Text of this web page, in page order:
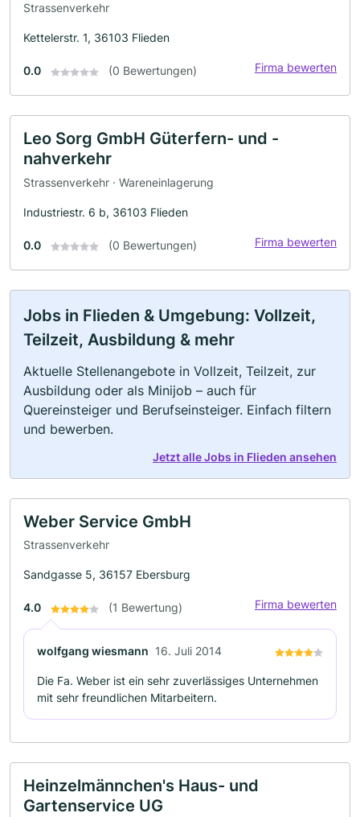
Strassenverkehr
Kettelerstr. 1, 36103 Flieden
0.0 (0 Bewertungen) Firma bewerten
Leo Sorg GmbH Güterfern- und -
nahverkehr
Strassenverkehr · Wareneinlagerung
Industriestr. 6 b, 36103 Flieden
0.0 (0 Bewertungen) Firma bewerten
Jobs in Flieden & Umgebung: Vollzeit,
Teilzeit, Ausbildung & mehr
Aktuelle Stellenangebote in Vollzeit, Teilzeit, zur
Ausbildung oder als Minijob – auch für
Quereinsteiger und Berufseinsteiger. Einfach filtern
und bewerben.
Jetzt alle Jobs in Flieden ansehen
Weber Service GmbH
Strassenverkehr
Sandgasse 5, 36157 Ebersburg
4.0 (1 Bewertung) Firma bewerten
wolfgang wiesmann 16. Juli 2014
Die Fa. Weber ist ein sehr zuverlässiges Unternehmen
mit sehr freundlichen Mitarbeitern.
Heinzelmännchen's Haus- und
Gartenservice UG